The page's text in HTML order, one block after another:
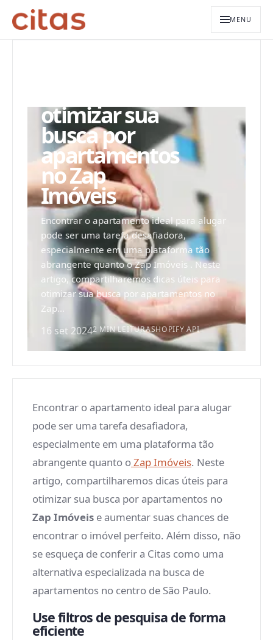
MENU
otimizar sua
busca por
apartamentos
no Zap
Imóveis
Encontrar o apartamento ideal para alugar
pode ser uma tarefa desafiadora,
especialmente em uma plataforma tão
abrangente quanto o Zap Imóveis . Neste
artigo, compartilharemos dicas úteis para
otimizar sua busca por apartamentos no
Zap...
16 set 20242 MIN LEITURASHOPIFY API
Encontrar o apartamento ideal para alugar
pode ser uma tarefa desafiadora,
especialmente em uma plataforma tão
abrangente quanto oZap Imóveis. Neste
artigo, compartilharemos dicas úteis para
otimizar sua busca por apartamentos no
Zap Imóveis e aumentar suas chances de
encontrar o imóvel perfeito. Além disso, não
se esqueça de conferir a Citas como uma
alternativa especializada na busca de
apartamentos no centro de São Paulo.
Use filtros de pesquisa de forma
eficiente